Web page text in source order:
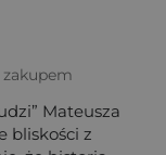
ocena:Wybitna 9/
Rewelacyjna 8/
dobra 7/10"
6/10"
5/10"
Mateusza
bliskości z